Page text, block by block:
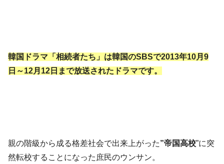
韓国ドラマ「相続者たち」は韓国のSBSで2013年10月9
日～12月12日まで放送されたドラマです。
親の階級から成る格差社会で出来上がった”帝国高校”に突
然転校することになった庶民のウンサン。